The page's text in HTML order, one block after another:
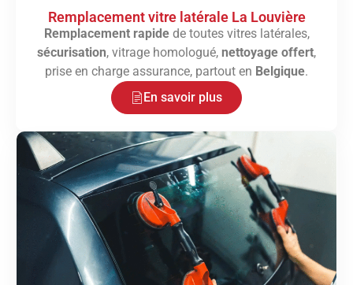
Remplacement vitre latérale La Louvière
Remplacement rapidede toutes vitres latérales,
sécurisation, vitrage homologué, nettoyage offert,
prise en charge assurance, partout en Belgique.
En savoir plus